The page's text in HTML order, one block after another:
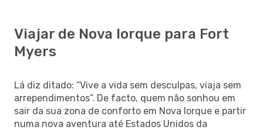
Viajar de Nova Iorque para Fort
Myers
Lá diz ditado: “Vive a vida sem desculpas, viaja sem
arrependimentos”. De facto, quem não sonhou em
sair da sua zona de conforto em Nova Iorque e partir
numa nova aventura até Estados Unidos da